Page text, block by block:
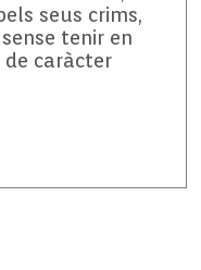
seus crims,
tenir en
de caràcter